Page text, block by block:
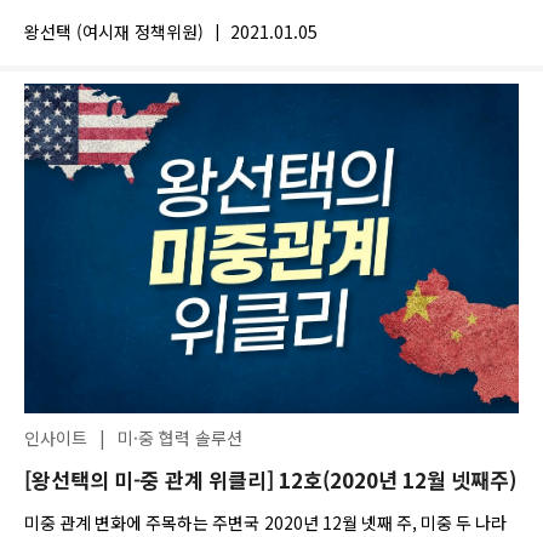
왕선택 (여시재 정책위원) | 2021.01.05
인사이트 | 미·중 협력 솔루션
[왕선택의 미-중 관계 위클리] 12호(2020년 12월 넷째주)
미중 관계 변화에 주목하는 주변국 2020년 12월 넷째 주, 미중 두 나라